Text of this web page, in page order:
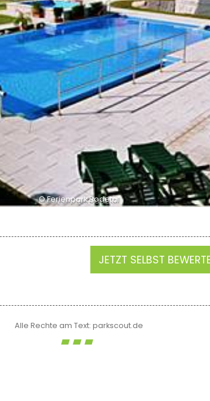
© Ferienpark Bodetal
JETZT SELBST
Alle Rechte am Text: parkscout.de